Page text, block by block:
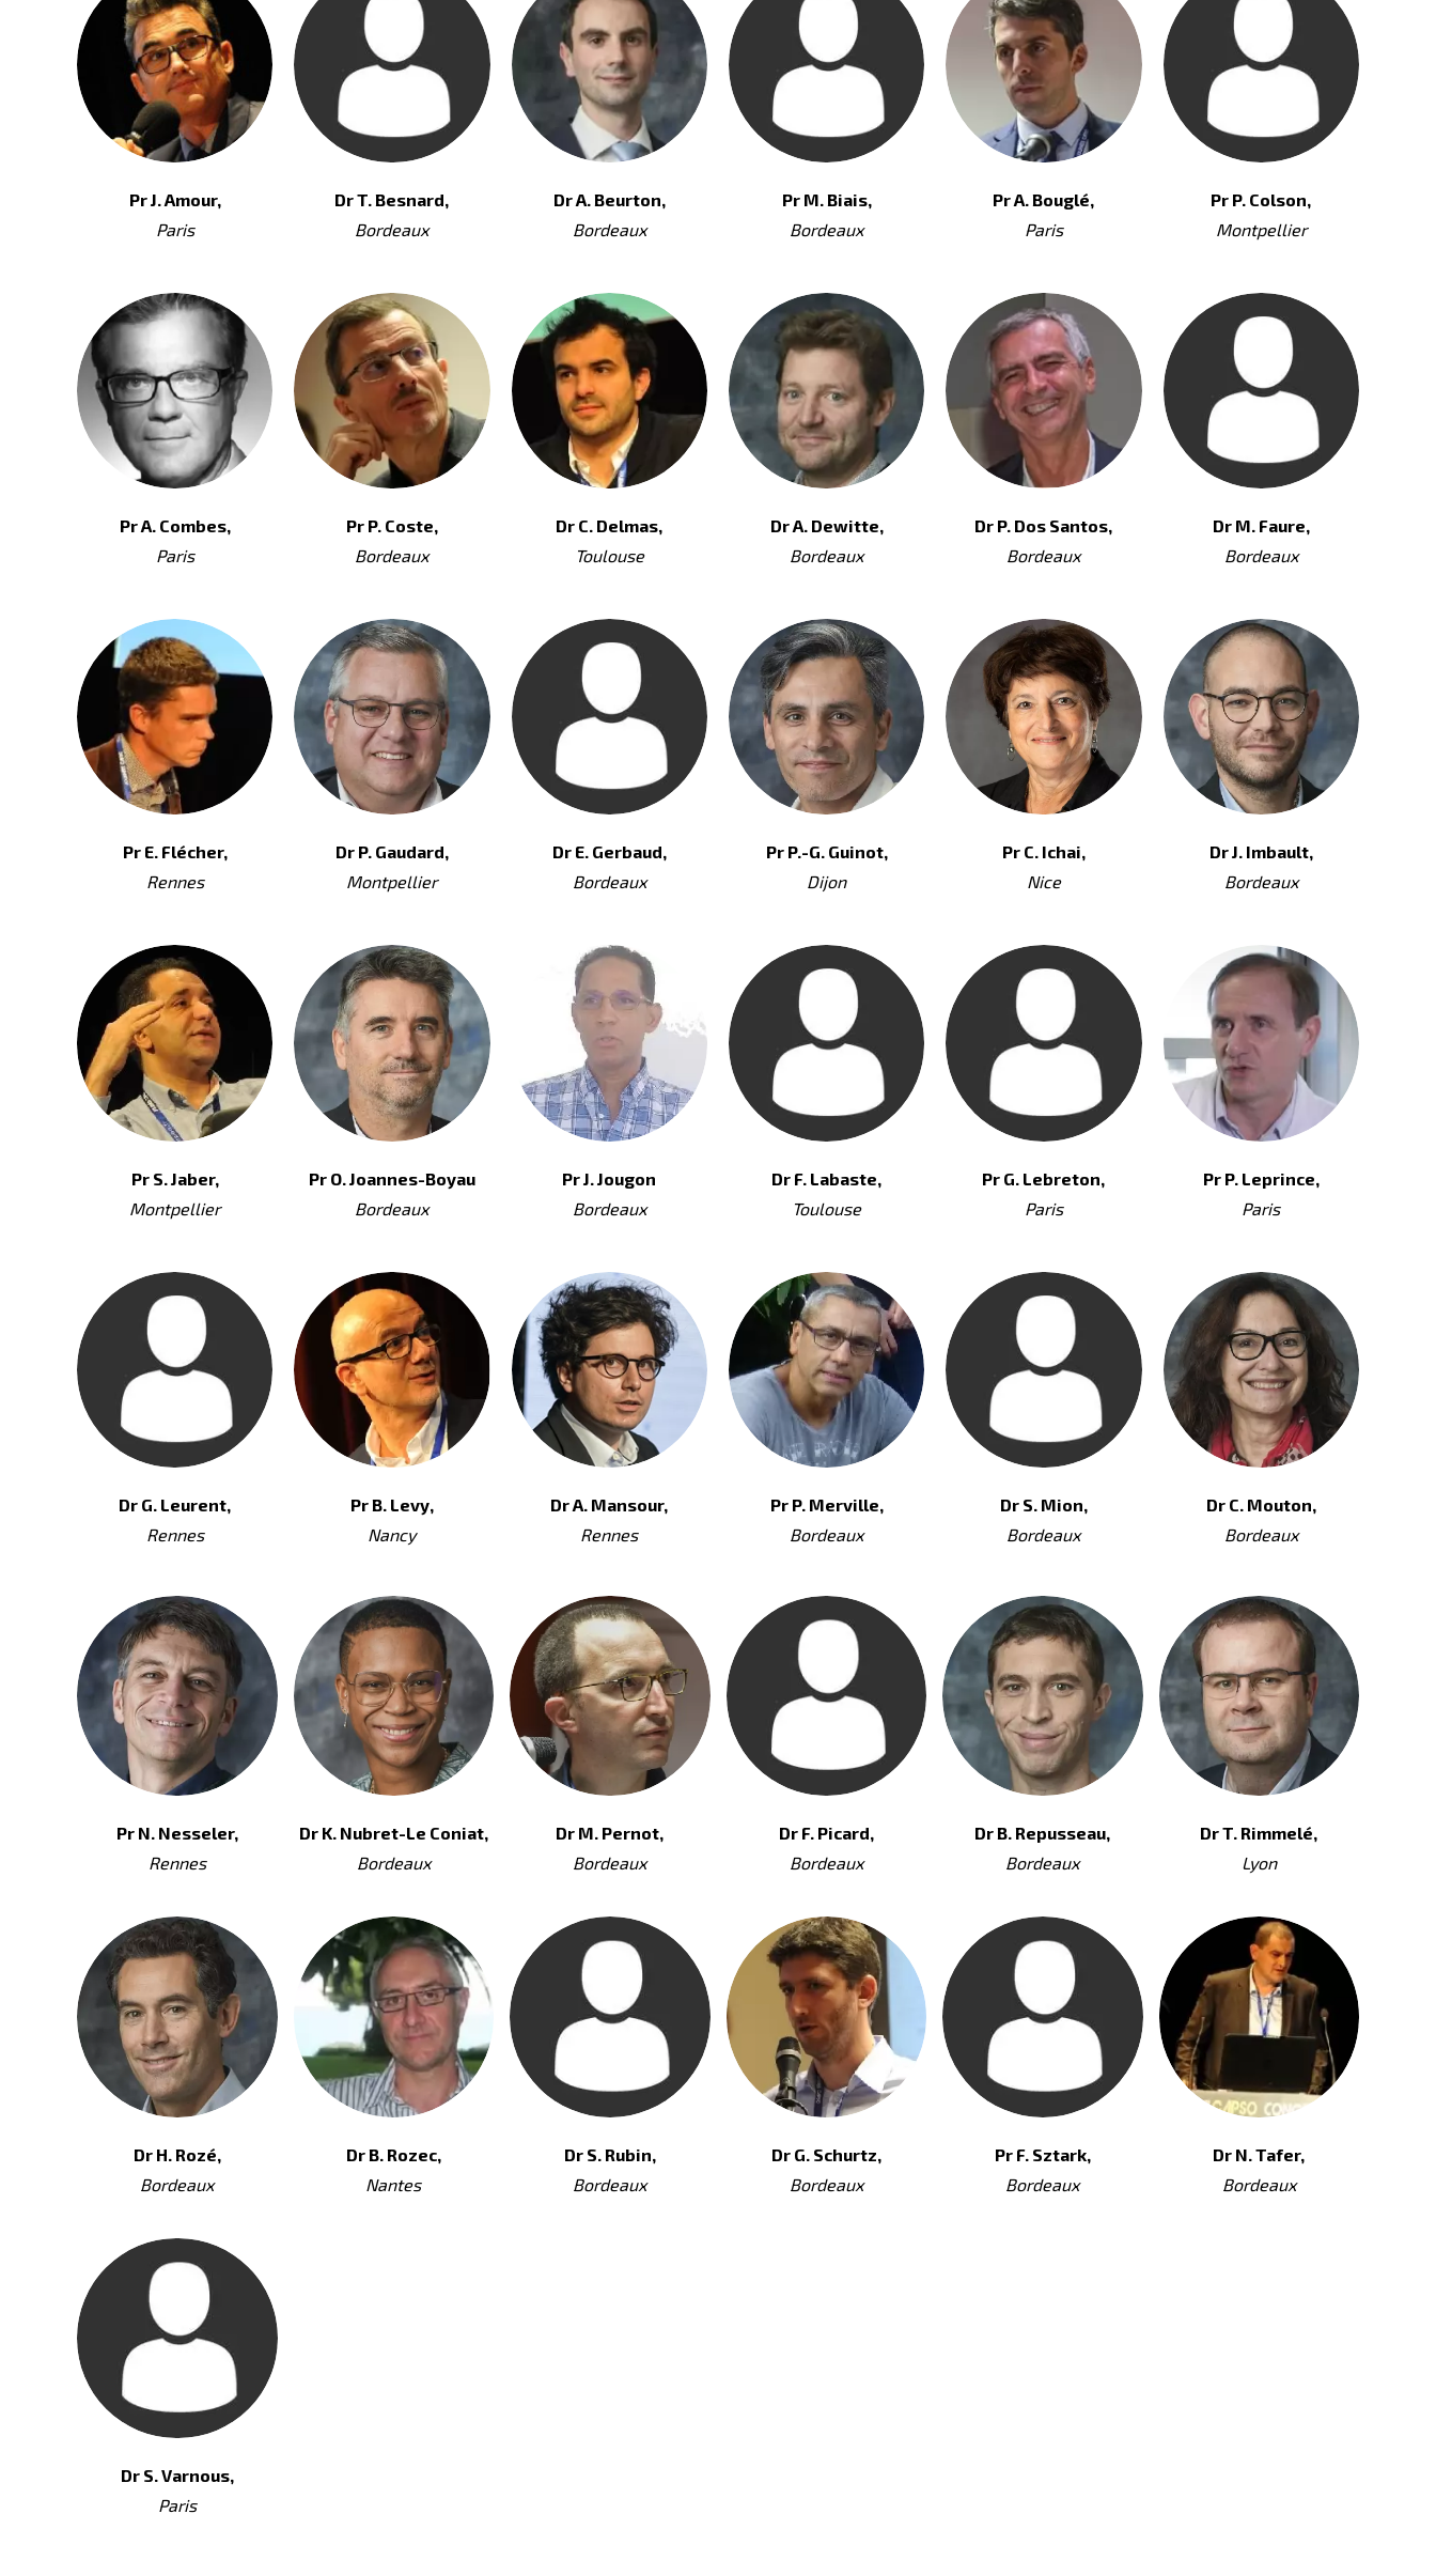
Pr J. Amour,
Paris
Dr T. Besnard,
Bordeaux
Dr A. Beurton,
Bordeaux
Pr M. Biais,
Bordeaux
Pr A. Bouglé,
Paris
Pr P. Colson,
Montpellier
Pr A. Combes,
Paris
Pr P. Coste,
Bordeaux
Dr C. Delmas,
Toulouse
Dr A. Dewitte,
Bordeaux
Dr P. Dos Santos,
Bordeaux
Dr M. Faure,
Bordeaux
Pr E. Flécher,
Rennes
Dr P. Gaudard,
Montpellier
Dr E. Gerbaud,
Bordeaux
Pr P.-G. Guinot,
Dijon
Pr C. Ichai,
Nice
Dr J. Imbault,
Bordeaux
Pr S. Jaber,
Montpellier
Pr O. Joannes-Boyau
Bordeaux
Pr J. Jougon
Bordeaux
Dr F. Labaste,
Toulouse
Pr G. Lebreton,
Paris
Pr P. Leprince,
Paris
Dr G. Leurent,
Rennes
Pr B. Levy,
Nancy
Dr A. Mansour,
Rennes
Pr P. Merville,
Bordeaux
Dr S. Mion,
Bordeaux
Dr C. Mouton,
Bordeaux
Pr N. Nesseler,
Rennes
Dr K. Nubret-Le Coniat,
Bordeaux
Dr M. Pernot,
Bordeaux
Dr F. Picard,
Bordeaux
Dr B. Repusseau,
Bordeaux
Dr T. Rimmelé,
Lyon
Dr H. Rozé,
Bordeaux
Dr B. Rozec,
Nantes
Dr S. Rubin,
Bordeaux
Dr G. Schurtz,
Bordeaux
Pr F. Sztark,
Bordeaux
Dr N. Tafer,
Bordeaux
Dr S. Varnous,
Paris